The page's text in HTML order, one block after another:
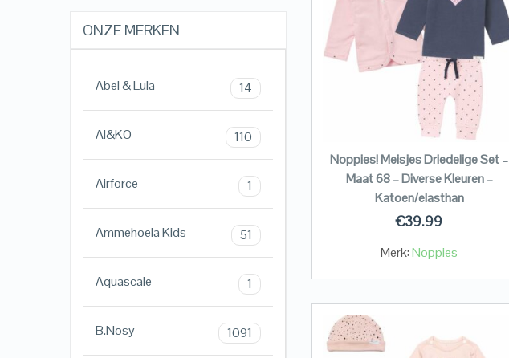
Noppies! Meisjes Driedelige Set –
Maat 68 – Diverse Kleuren –
Katoen/elasthan
€39.99
Merk:Noppies
ONZE MERKEN
Abel & Lula 14
AI&KO 110
Airforce 1
Ammehoela Kids 51
Aquascale 1
B.Nosy 1091